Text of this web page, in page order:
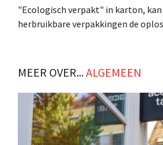
"Ecologisch verpakt" in karton,
herbruikbare verpakkingen de
verminderen. .
MEER OVER...ALGEMEEN